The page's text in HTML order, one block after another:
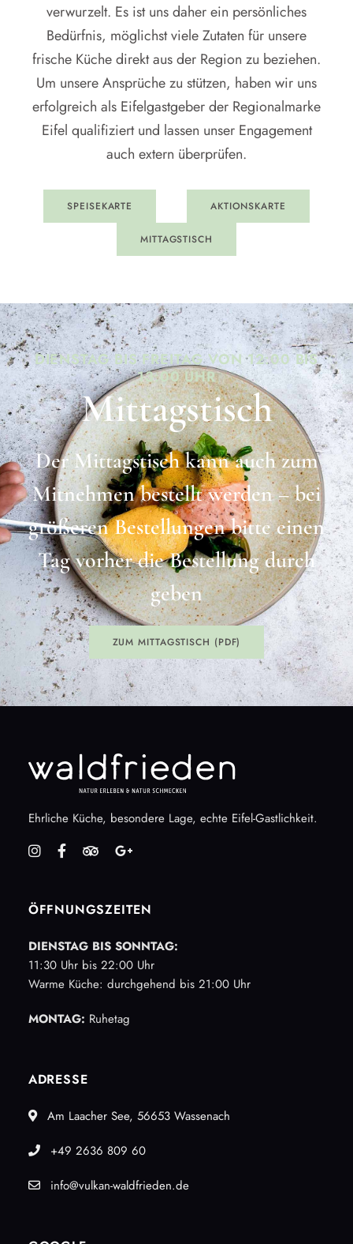
verwurzelt. Es ist uns daher ein persönliches
Bedürfnis, möglichst viele Zutaten für unsere
frische Küche direkt aus der Region zu beziehen.
Um unsere Ansprüche zu stützen, haben wir uns
erfolgreich als Eifelgastgeber der Regionalmarke
Eifel qualifiziert und lassen unser Engagement
auch extern überprüfen.
SPEISEKARTE AKTIONSKARTE
MITTAGSTISCH
DIENSTAG BIS FREITAG VON 12:00 BIS
13:00 UHR
Mittagstisch
Der Mittagstisch kann auch zum
Mitnehmen bestellt werden – bei
größeren Bestellungen bitte einen
Tag vorher die Bestellung durch
geben
ZUM MITTAGSTISCH (PDF)
Ehrliche Küche, besondere Lage, echte Eifel-Gastlichkeit.
ÖFFNUNGSZEITEN
DIENSTAG BIS SONNTAG:
11:30 Uhr bis 22:00 Uhr
Warme Küche: durchgehend bis 21:00 Uhr
MONTAG: Ruhetag
ADRESSE
Am Laacher See, 56653 Wassenach
+49 2636 809 60
info@vulkan-waldfrieden.de